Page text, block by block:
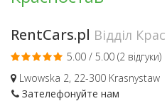
RentCars.pl Відділ
5.00 / 5.00 (2 відгуки)
Lwowska 2, 22-300 Krasnystaw
Зателефонуйте нам